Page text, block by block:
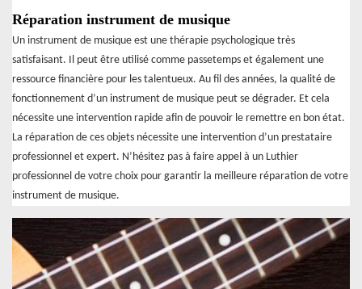
Réparation instrument de musique
Un instrument de musique est une thérapie psychologique très
satisfaisant. Il peut être utilisé comme passetemps et également une
ressource financière pour les talentueux. Au fil des années, la qualité de
fonctionnement d’un instrument de musique peut se dégrader. Et cela
nécessite une intervention rapide afin de pouvoir le remettre en bon état.
La réparation de ces objets nécessite une intervention d’un prestataire
professionnel et expert. N’hésitez pas à faire appel à un Luthier
professionnel de votre choix pour garantir la meilleure réparation de votre
instrument de musique.